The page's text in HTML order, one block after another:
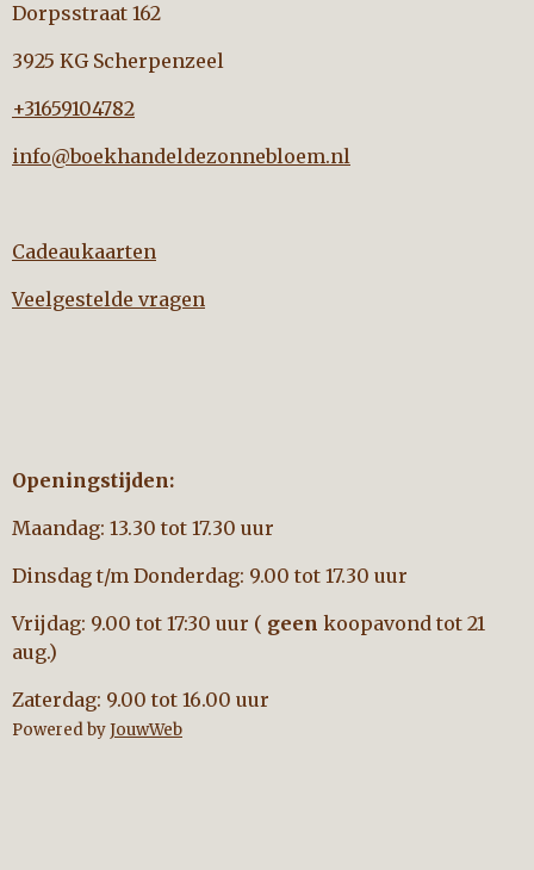
Dorpsstraat 162
3925 KG Scherpenzeel
+31659104782
info@boekhandeldezonnebloem.nl
Cadeaukaarten
Veelgestelde vragen
Openingstijden:
Maandag: 13.30 tot 17.30 uur
Dinsdag t/m Donderdag: 9.00 tot 17.30 uur
Vrijdag: 9.00 tot 17:30 uur ( geen koopavond tot 21
aug.)
Zaterdag: 9.00 tot 16.00 uur
Powered byJouwWeb